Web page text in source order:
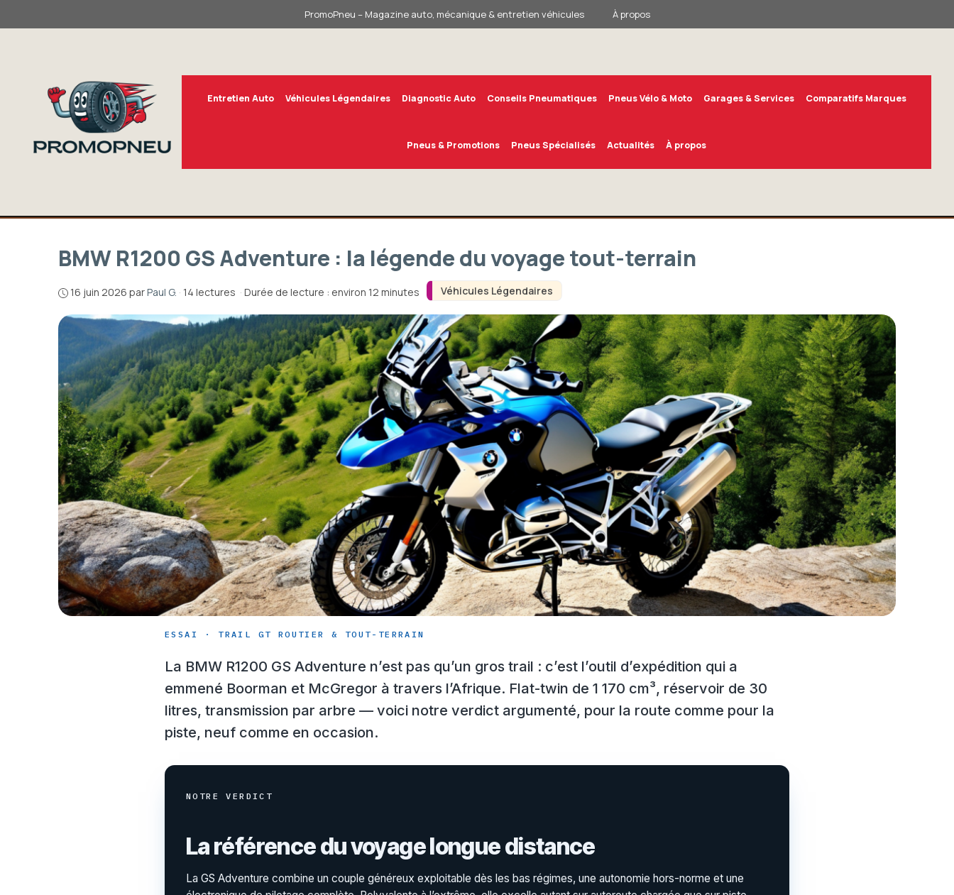
au
PromoPneu – Magazine auto, mécanique & entretien véhicules À propos
Entretien Auto Véhicules Légendaires Diagnostic Auto Conseils Pneumatiques Pneus Vélo & Moto Garages & Services Comparatifs Marques
Pneus & Promotions Pneus Spécialisés Actualités À propos
Véhicules Légendaires
BMW R1200 GS Adventure : la légende du voyage tout-terrain
16 juin 2026 parPaul G. · 14 lectures · Durée de lecture : environ 12 minutes
ESSAI · TRAIL GT ROUTIER & TOUT-TERRAIN
La BMW R1200 GS Adventure n’est pas qu’un gros trail : c’est l’outil d’expédition qui a
emmené Boorman et McGregor à travers l’Afrique. Flat-twin de 1 170 cm³, réservoir de 30
litres, transmission par arbre — voici notre verdict argumenté, pour la route comme pour la
piste, neuf comme en occasion.
NOTRE VERDICT
La référence du voyage longue distance
La GS Adventure combine un couple généreux exploitable dès les bas régimes, une autonomie hors-norme et une